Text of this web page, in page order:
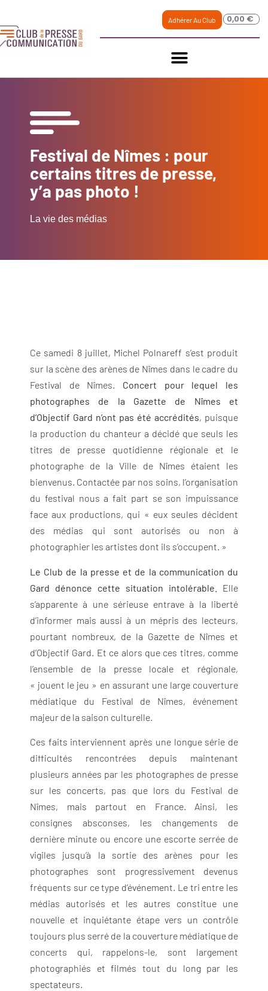
Adhérer Au Club 0,00 €
Festival de Nîmes : pour
certains titres de presse,
y’a pas photo !
La vie des médias
Ce samedi 8 juillet, Michel Polnareff s’est produit
sur la scène des arènes de Nîmes dans le cadre du
Festival de Nîmes. Concert pour lequel les
photographes de la Gazette de Nîmes et
d’Objectif Gard n’ont pas été accrédités, puisque
la production du chanteur a décidé que seuls les
titres de presse quotidienne régionale et le
photographe de la Ville de Nîmes étaient les
bienvenus. Contactée par nos soins, l’organisation
du festival nous a fait part se son impuissance
face aux productions, qui « eux seules décident
des médias qui sont autorisés ou non à
photographier les artistes dont ils s’occupent. »
Le Club de la presse et de la communication du
Gard dénonce cette situation intolérable.
Elle
s’apparente à une sérieuse entrave à la liberté
d’informer mais aussi à un mépris des lecteurs,
pourtant nombreux, de la Gazette de Nîmes et
d’Objectif Gard. Et ce alors que ces titres, comme
l’ensemble de la presse locale et régionale,
« jouent le jeu » en assurant une large couverture
médiatique du Festival de Nîmes, événement
majeur de la saison culturelle.
Ces faits interviennent après une longue série de
difficultés rencontrées depuis maintenant
plusieurs années par les photographes de presse
sur les concerts, pas que lors du Festival de
Nîmes, mais partout en France. Ainsi, les
consignes absconses, les changements de
dernière minute ou encore une escorte serrée de
vigiles jusqu’à la sortie des arènes pour les
photographes sont progressivement devenus
fréquents sur ce type d’événement. Le tri entre les
médias autorisés et les autres constitue une
nouvelle et inquiétante étape vers un contrôle
toujours plus serré de la couverture médiatique de
concerts qui, rappelons-le, sont largement
photographiés et filmés tout du long par les
spectateurs.